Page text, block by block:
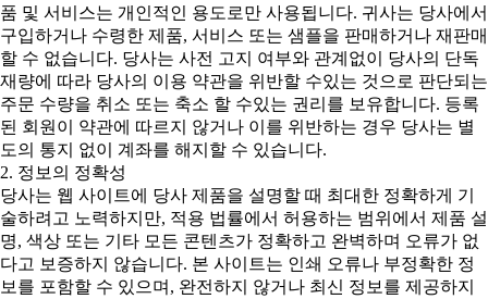
품 및 서비스는 개인적인 용도로만 사용됩니다. 귀사는 당사에서
구입하거나 수령한 제품, 서비스 또는 샘플을 판매하거나 재판매
할 수 없습니다. 당사는 사전 고지 여부와 관계없이 당사의 단독
재량에 따라 당사의 이용 약관을 위반할 수있는 것으로 판단되는
주문 수량을 취소 또는 축소 할 수있는 권리를 보유합니다. 등록
된 회원이 약관에 따르지 않거나 이를 위반하는 경우 당사는 별
도의 통지 없이 계좌를 해지할 수 있습니다.
2. 정보의 정확성
당사는 웹 사이트에 당사 제품을 설명할 때 최대한 정확하게 기
술하려고 노력하지만, 적용 법률에서 허용하는 범위에서 제품 설
명, 색상 또는 기타 모든 콘텐츠가 정확하고 완벽하며 오류가 없
다고 보증하지 않습니다. 본 사이트는 인쇄 오류나 부정확한 정
보를 포함할 수 있으며, 완전하지 않거나 최신 정보를 제공하지